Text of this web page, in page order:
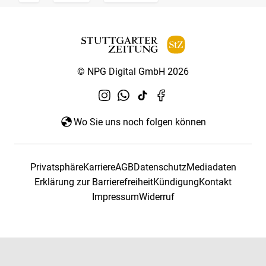
© NPG Digital GmbH 2026
Wo Sie uns noch folgen können
PrivatsphäreKarriereAGBDatenschutzMediadaten
Erklärung zur BarrierefreiheitKündigungKontakt
ImpressumWiderruf